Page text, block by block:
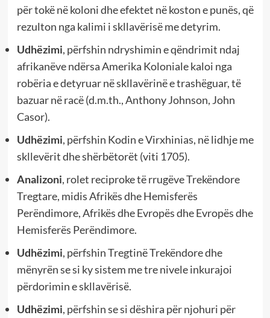
për tokë në koloni dhe efektet në koston e punës, që
rezulton nga kalimi i skllavërisë me detyrim.
Udhëzimi, përfshin ndryshimin e qëndrimit ndaj
afrikanëve ndërsa Amerika Koloniale kaloi nga
robëria e detyruar në skllavërinë e trashëguar, të
bazuar në racë (d.m.th., Anthony Johnson, John
Casor).
Udhëzimi, përfshin Kodin e Virxhinias, në lidhje me
skllevërit dhe shërbëtorët (viti 1705).
Analizoni, rolet reciproke të rrugëve Trekëndore
Tregtare, midis Afrikës dhe Hemisferës
Perëndimore, Afrikës dhe Evropës dhe Evropës dhe
Hemisferës Perëndimore.
Udhëzimi, përfshin Tregtinë Trekëndore dhe
mënyrën se si ky sistem me tre nivele inkurajoi
përdorimin e skllavërisë.
Udhëzimi, përfshin se si dëshira për njohuri për